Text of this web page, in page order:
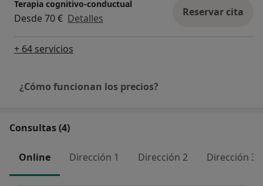
Terapia cognitivo-conductual
Desde 70 € Detalles Reservar cita
+ 64 servicios
¿Cómo funcionan los precios?
Consultas (4)
Online Dirección 1 Dirección 2 Dirección 3